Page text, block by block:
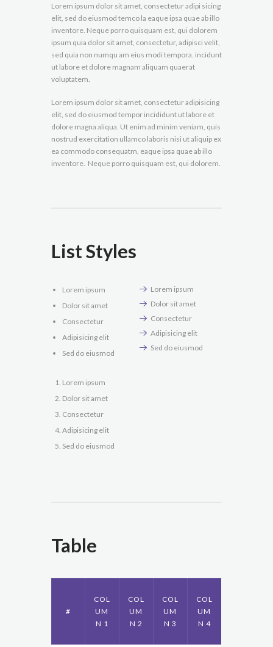
Lorem ipsum dolor sit amet, consectetur adipi sicing
elit, sed do eiusmod temco la eaque ipsa quae ab illo
inventore. Neque porro quisquam est, qui dolorem
ipsum quia dolor sit amet, consectetur, adipisci velit,
sed quia non numqu am eius modi tempora. incidunt
ut labore et dolore magnam aliquam quaerat
voluptatem.
Lorem ipsum dolor sit amet, consectetur adipisicing
elit, sed do eiusmod tempor incididunt ut labore et
dolore magna aliqua. Ut enim ad minim veniam, quis
nostrud exercitation ullamco laboris nisi ut aliquip ex
ea commodo consequatm, eaque ipsa quae ab illo
inventore. Neque porro quisquam est, qui dolorem.
List Styles
Lorem ipsum
Dolor sit amet
Consectetur
Adipisicing elit
Sed do eiusmod
Lorem ipsum
Dolor sit amet
Consectetur
Adipisicing elit
Sed do eiusmod
Lorem ipsum
Dolor sit amet
Consectetur
Adipisicing elit
Sed do eiusmod
Table
#
COL
UM
N 1
COL
UM
N 2
COL
UM
N 3
COL
UM
N 4